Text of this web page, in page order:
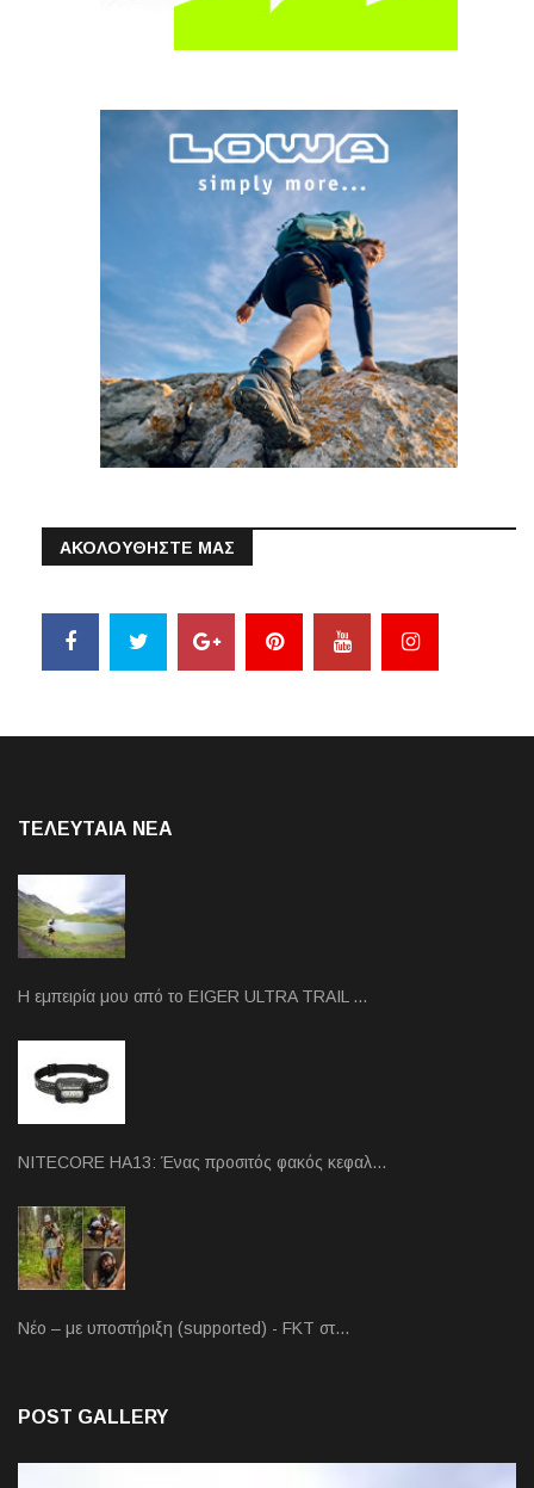
ΑΚΟΛΟΥΘΗΣΤΕ ΜΑΣ
ΤΕΛΕΥΤΑΙΑ NEA
Η εμπειρία μου από το EIGER ULTRA TRAIL …
NITECORE HA13: Ένας προσιτός φακός κεφαλ…
Νέο – με υποστήριξη (supported) - FKT στ…
POST GALLERY